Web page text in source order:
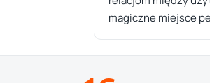
magiczne miejsce